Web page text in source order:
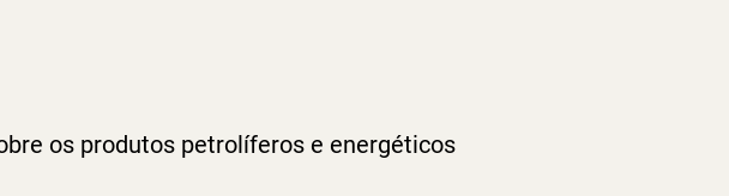
os produtos petrolíferos e energéticos